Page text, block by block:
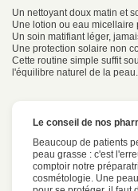
Un nettoyant doux matin et
Une lotion ou eau micellaire
Un soin matifiant léger,
Une protection solaire non
Cette routine simple suffit
l'équilibre naturel de la peau.
Le conseil de nos
Beaucoup de patients
peau grasse : c'est
comptoir notre
cosmétologie. Une